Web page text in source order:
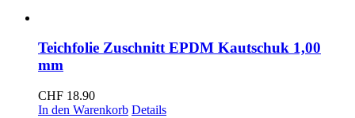
Teichfolie Zuschnitt EPDM Kautschuk 1,00
mm
CHF 18.90
In den Warenkorb Details